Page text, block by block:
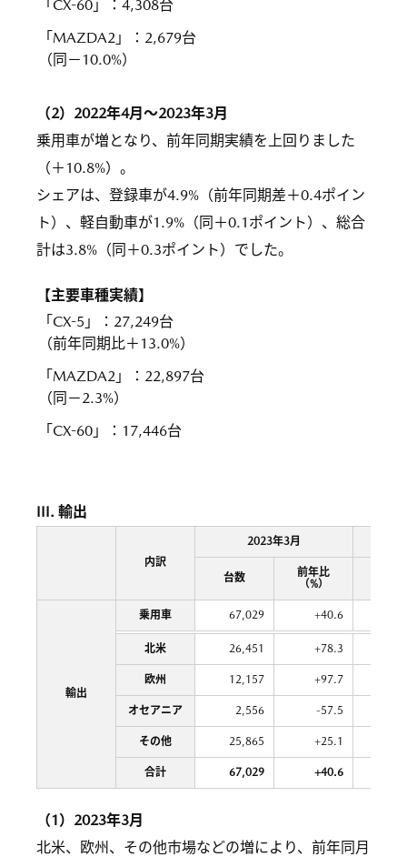
「CX-60」 ： 4,308台
「MAZDA2」
： 2,679台
（同－10.0%）
（2）2022年4月～2023年3月
乗用車が増となり、前年同期実績を上回りました
（＋10.8%）。
シェアは、登録車が4.9%（前年同期差＋0.4ポイン
ト）、軽自動車が1.9%（同＋0.1ポイント）、総合
計は3.8%（同＋0.3ポイント）でした。
【主要車種実績】
「CX-5」
： 27,249台
（前年同期比＋13.0%）
「MAZDA2」
： 22,897台
（同－2.3%）
「CX-60」
： 17,446台
III. 輸出
内訳
2023年3月
台数
前年比
（%）
輸出
乗用車 67,029 +40.6
北米 26,451 +78.3
欧州 12,157 +97.7
オセアニア 2,556 -57.5
その他 25,865 +25.1
合計 67,029 +40.6
（1）2023年3月
北米、欧州、その他市場などの増により、前年同月